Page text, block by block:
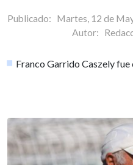
Publicado: Martes, 12 de
Autor:
Franco Garrido Caszely